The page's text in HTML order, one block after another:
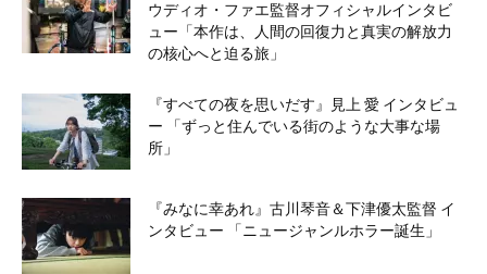
ウディオ・ファエ監督オフィシャルインタビ
ュー「本作は、人間の回復力と真実の解放力
の核心へと迫る旅」
『すべての夜を思いだす』見上 愛 インタビュ
ー 「ずっと住んでいる街のような大事な場
所」
『みなに幸あれ』古川琴音＆下津優太監督 イ
ンタビュー 「ニュージャンルホラー誕生」